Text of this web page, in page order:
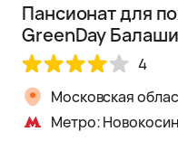
Пансионат для
GreenDay
4
Московская
Метро: